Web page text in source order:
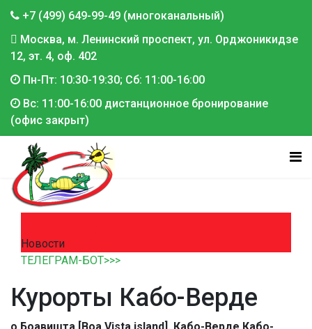
+7 (499) 649-99-49 (многоканальный)
Москва, м. Ленинский проспект, ул. Орджоникидзе
12, эт. 4, оф. 402
Пн-Пт: 10:30-19:30; Сб: 11:00-16:00
Вс: 11:00-16:00 дистанционное бронирование
(офис закрыт)
Новости
ТЕЛЕГРАМ-БОТ>>>
Курорты Кабо-Верде